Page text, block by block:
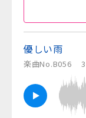
優しい雨
楽曲No.B056